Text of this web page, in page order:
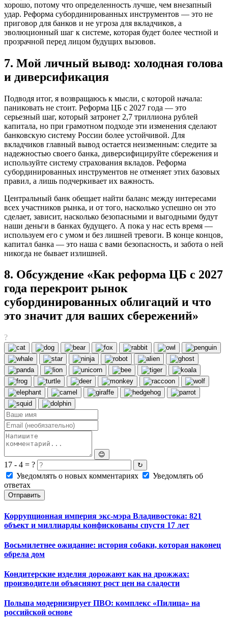
хорошо, потому что определенность лучше, чем внезапный
удар. Реформа субординированных инструментов — это не
приговор для банков и не угроза для вкладчиков, а
эволюционный шаг к системе, которая будет более честной и
прозрачной перед лицом будущих вызовов.
7. Мой личный вывод: холодная голова
и диверсификация
Подводя итог, я возвращаюсь к мысли, с которой начала:
паниковать не стоит. Реформа ЦБ с 2027 года — это
серьезный шаг, который затронет 2,7 триллиона рублей
капитала, но при грамотном подходе эти изменения сделают
банковскую систему России более устойчивой. Для
вкладчиков главный вывод остается неизменным: следите за
надежностью своего банка, диверсифицируйте сбережения и
используйте систему страхования вкладов. Реформа
субординированных инструментов не отменяет этих базовых
правил, а лишь подчеркивает их важность.
Центральный банк обещает найти баланс между интересами
всех участников рынка, и от того, насколько успешно он это
сделает, зависит, насколько безопасными и выгодными будут
наши деньги в банках будущего. А пока у нас есть время —
используем его с умом и без лишней тревоги. В конце концов,
капитал банка — это наша с вами безопасность, и забота о ней
никогда не бывает излишней.
8. Обсуждение «Как реформа ЦБ с 2027
года перекроит рынок
субординированных облигаций и что
это значит для ваших сбережений»
?
😊
17 - 4 = ? ↻
Уведомлять о новых комментариях
Уведомлять об
ответах
Отправить
Коррупционная империя экс-мэра Владивостока: 821
объект и миллиарды конфискованы спустя 17 лет
Восьмилетнее ожидание: история собаки, которая наконец
обрела дом
Кондитерские изделия дорожают как на дрожжах:
производители объясняют рост цен на сладости
Польша модернизирует ПВО: комплекс «Пилица» на
российской основе